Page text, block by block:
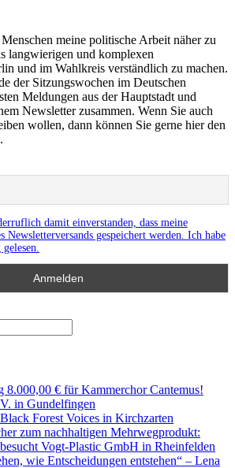
meine politische Arbeit näher zu
langwierigen und komplexen
und im Wahlkreis verständlich zu machen.
der Sitzungswochen im Deutschen
Meldungen aus der Hauptstadt und
Newsletter zusammen. Wenn Sie auch
wollen, dann können Sie gerne hier den
damit einverstanden, dass meine
Newsletterversands gespeichert werden. Ich habe
8.000,00 € für Kammerchor Cantemus!
in Gundelfingen
Forest Voices in Kirchzarten
zum nachhaltigen Mehrwegprodukt:
Vogt-Plastic GmbH in Rheinfelden
wie Entscheidungen entstehen“ – Lena